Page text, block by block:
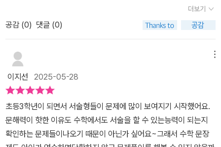
로 문장제 문제는 이 교재로 꾸준히 학습하기로 결정했어요. 문장제
와 서술형 문제에 어려움을 느끼는 초등학생들에게 <기적의 수학문
장제>를 강력히 추천드려요. 아이의 수학 실력을 차근차근 다져주고
싶으신 부모님이라면 <기적의 수학문장제>를 꼭 접해보시길 바래요.
#교재협찬 #겨울방학3학년수학 #서술형문제 #기적의수학문장제 #
문장제수학 #초등수학문제집 #초3수학 #수학주관식 #기적의수학
문장제5
아요. 초등 아이들에게 단원평가 대비로 예습이나 복습으로 좋은 교
재입니다. 한 학기에 한권씩 풀어보시길 추천합니다. 출판사로부
활에 필요하고 수학적으로 생각하는 힘이 꼭 필요하다고 할 수 있다
하지만 요즘 아이들은 미디어 노출이 많아 글을 읽기보다그림이나 영
상이 익숙하여 읽을 것이 많은 수학 문장제에겁을 내거나 조금 해보
고 힘들면 포기해 버리는 경우가 많다 [기적의 수학 문장제]는 주어진
문제를 수학적으로 생각하여 해결하는 과정을 훈련하는 교재이다 새
교육과정이 도입되면서 성장·과정 중심, 스토리텔링 교육, 코딩 교육,
서술형 평가 확대 등 창의력과 문제해결력을 기르는 방향으로 바뀌고
있어 지식을 많이 아는 것보다 내가 알고 있는 지식을 새롭게 창조하
는 능력이 무엇보다 중요하다고 할 수 있다 이 책을 통해 수학적으로
사고하는 능력을 키운다면 어떤 문제를 만나도 지혜롭게 잘 해결 할
더보기
공감 (0) 댓글 (0)
이지선 2025-05-28
초등3학년이 되면서 서술형들이 문제에 많이 보여지기 시작했어요.
문해력이 핫한 이유도 수학에서도 서술을 할 수 있는능력이 되는지
확인하는 문제들이나오기 때문이 아닌가 싶어요~그래서 수학 문장